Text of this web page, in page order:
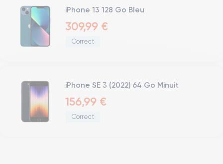
iPhone 13 128 Go Bleu
309,99 €
Correct
iPhone SE 3 (2022) 64 Go Minuit
156,99 €
Correct